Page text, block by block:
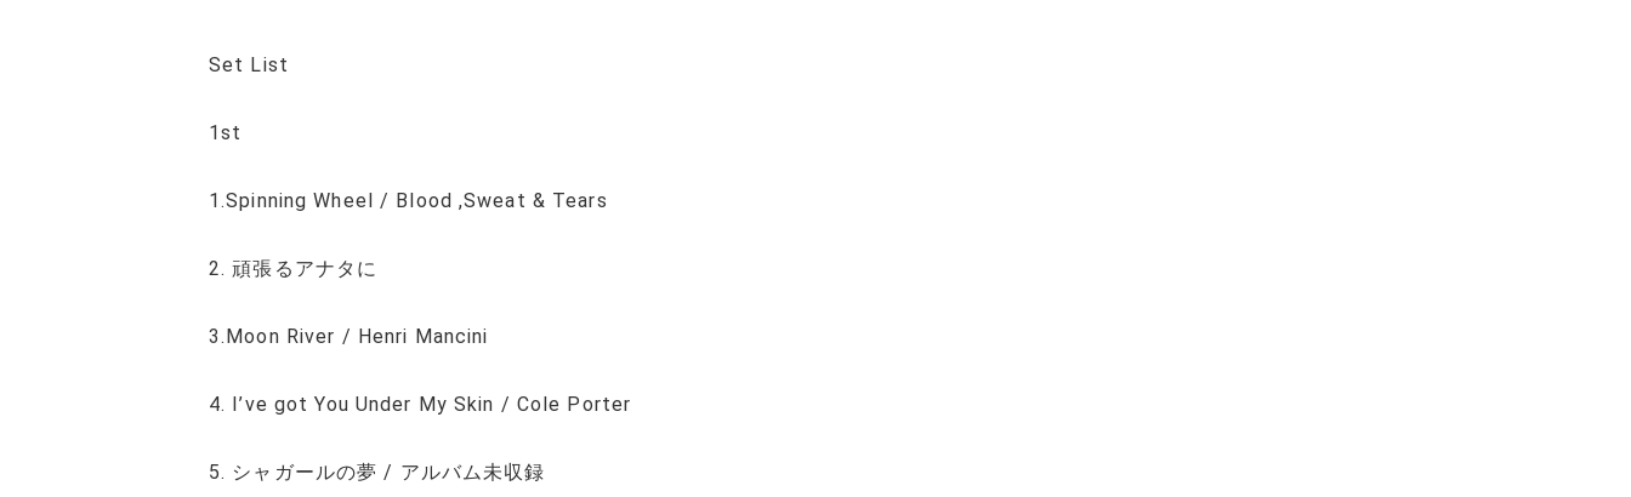
Set List
1st
1.Spinning Wheel / Blood ,Sweat & Tears
2. 頑張るアナタに
3.Moon River / Henri Mancini
4. I’ve got You Under My Skin / Cole Porter
5. シャガールの夢 / アルバム未収録